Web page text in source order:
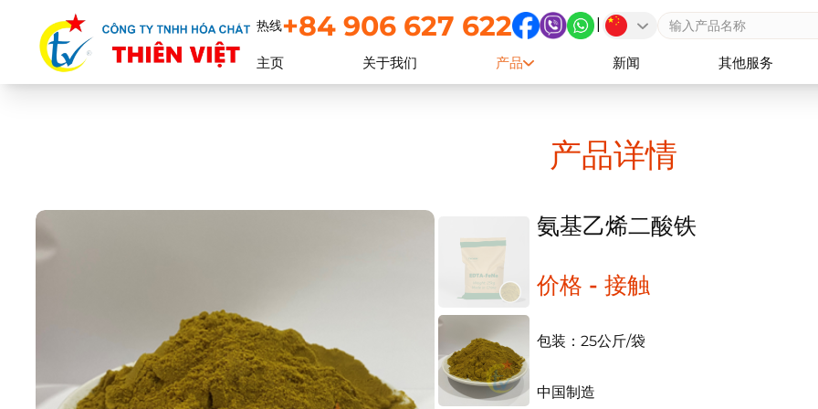
热线+84 906 627 622 |
主页 关于我们 产品 新闻 其他服务
产品详情
氨基乙烯二酸铁
价格 - 接触
包装：25公斤/袋
中国制造